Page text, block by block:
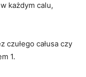
każdym calu,
czułego całusa czy
1.